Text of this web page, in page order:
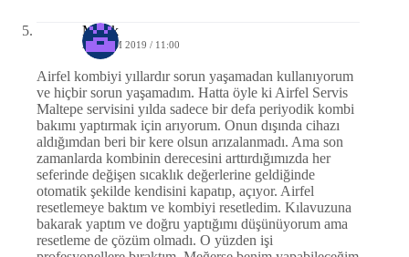
Melek
21 EKIM 2019 / 11:00
Airfel kombiyi yıllardır sorun yaşamadan kullanıyorum
ve hiçbir sorun yaşamadım. Hatta öyle ki Airfel Servis
Maltepe servisini yılda sadece bir defa periyodik kombi
bakımı yaptırmak için arıyorum. Onun dışında cihazı
aldığımdan beri bir kere olsun arızalanmadı. Ama son
zamanlarda kombinin derecesini arttırdığımızda her
seferinde değişen sıcaklık değerlerine geldiğinde
otomatik şekilde kendisini kapatıp, açıyor. Airfel
resetlemeye baktım ve kombiyi resetledim. Kılavuzuna
bakarak yaptım ve doğru yaptığımı düşünüyorum ama
resetleme de çözüm olmadı. O yüzden işi